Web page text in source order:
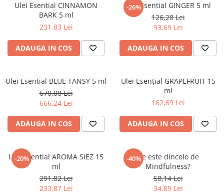
Ulei Esential CINNAMON
BARK 5 ml
231,83 Lei
ADAUGA IN COS
-26%
Ulei Esential GINGER 5 ml
126,28 Lei
93,69 Lei
ADAUGA IN COS
Ulei Esential BLUE TANSY 5 ml
670,08 Lei
666,24 Lei
ADAUGA IN COS
Ulei Esențial GRAPEFRUIT 15
ml
162,69 Lei
ADAUGA IN COS
-20%
Ulei Esential AROMA SIEZ 15
ml
291,82 Lei
233,87 Lei
-40%Ce este dincolo de
Mindfulness?
58,14 Lei
34,89 Lei